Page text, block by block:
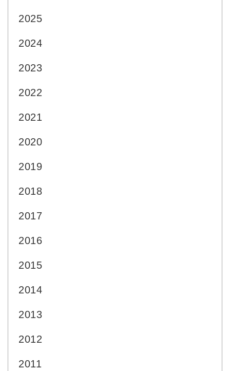
2025
2024
2023
2022
2021
2020
2019
2018
2017
2016
2015
2014
2013
2012
2011